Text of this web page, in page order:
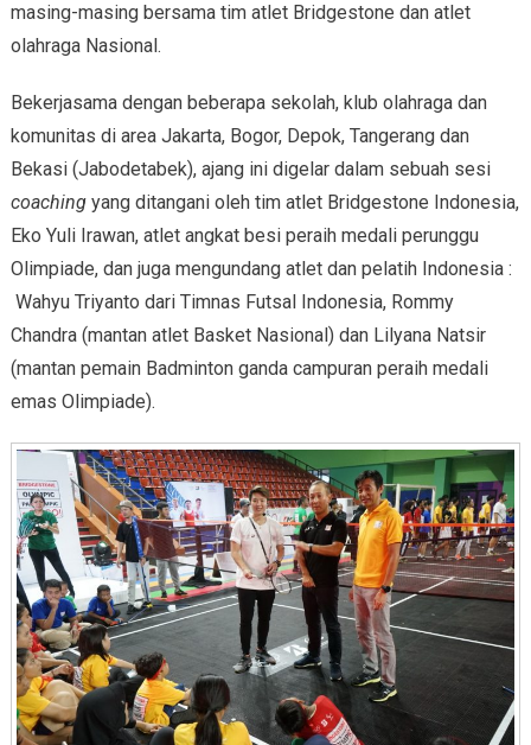
masing-masing bersama tim atlet Bridgestone dan atlet
olahraga Nasional.
Bekerjasama dengan beberapa sekolah, klub olahraga dan
komunitas di area Jakarta, Bogor, Depok, Tangerang dan
Bekasi (Jabodetabek), ajang ini digelar dalam sebuah sesi
coaching yang ditangani oleh tim atlet Bridgestone Indonesia,
Eko Yuli Irawan, atlet angkat besi peraih medali perunggu
Olimpiade, dan juga mengundang atlet dan pelatih Indonesia :
Wahyu Triyanto dari Timnas Futsal Indonesia, Rommy
Chandra (mantan atlet Basket Nasional) dan Lilyana Natsir
(mantan pemain Badminton ganda campuran peraih medali
emas Olimpiade).